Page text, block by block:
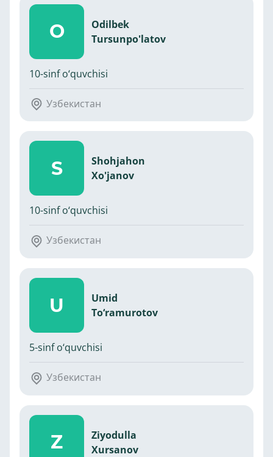
O
Odilbek
Tursunpo'latov
10-sinf o‘quvchisi
Узбекистан
S
Shohjahon
Xo'janov
10-sinf o‘quvchisi
Узбекистан
U
Umid
To‘ramurotov
5-sinf o‘quvchisi
Узбекистан
Z
Ziyodulla
Xursanov